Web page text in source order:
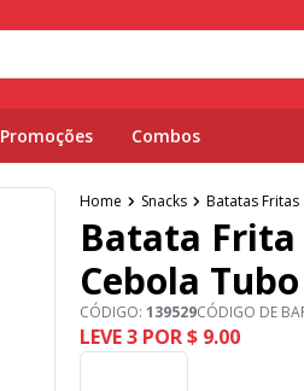
Promoções Combos
Home Snacks Batatas Fritas
Batata Frita
Cebola
CÓDIGO: 139529CÓDIGO DE
LEVE 3 POR $ 9.00